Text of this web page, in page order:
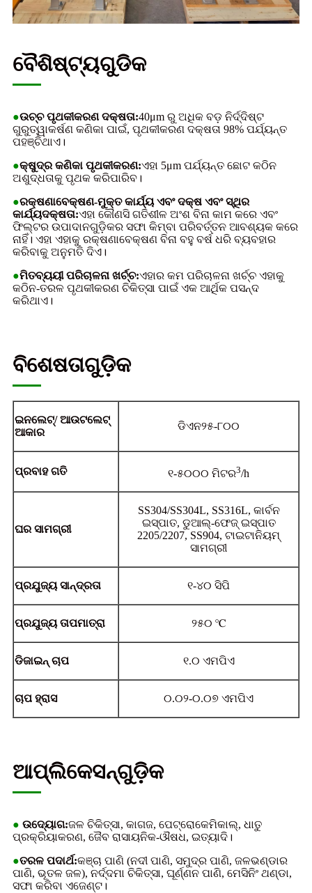
ବୈଶିଷ୍ଟ୍ୟଗୁଡିକ
●ଉଚ୍ଚ ପୃଥକୀକରଣ ଦକ୍ଷତା:40μm ରୁ ଅଧିକ ବଡ଼ ନିର୍ଦ୍ଦିଷ୍ଟ
ଗୁରୁତ୍ୱାକର୍ଷଣ କଣିକା ପାଇଁ, ପୃଥକୀକରଣ ଦକ୍ଷତା 98% ପର୍ଯ୍ୟନ୍ତ
ପହଞ୍ଚିଥାଏ।
●କ୍ଷୁଦ୍ର କଣିକା ପୃଥକୀକରଣ:ଏହା 5μm ପର୍ଯ୍ୟନ୍ତ ଛୋଟ କଠିନ
ଅଶୁଦ୍ଧତାକୁ ପୃଥକ କରିପାରିବ।
●ରକ୍ଷଣାବେକ୍ଷଣ-ମୁକ୍ତ କାର୍ଯ୍ୟ ଏବଂ ଦକ୍ଷ ଏବଂ ସ୍ଥିର
କାର୍ଯ୍ୟଦକ୍ଷତା:ଏହା କୌଣସି ଗତିଶୀଳ ଅଂଶ ବିନା କାମ କରେ ଏବଂ
ଫିଲ୍ଟର ଉପାଦାନଗୁଡ଼ିକର ସଫା କିମ୍ବା ପରିବର୍ତ୍ତନ ଆବଶ୍ୟକ କରେ
ନାହିଁ। ଏହା ଏହାକୁ ରକ୍ଷଣାବେକ୍ଷଣ ବିନା ବହୁ ବର୍ଷ ଧରି ବ୍ୟବହାର
କରିବାକୁ ଅନୁମତି ଦିଏ।
●ମିତବ୍ୟୟୀ ପରିଚାଳନା ଖର୍ଚ୍ଚ:ଏହାର କମ ପରିଚାଳନା ଖର୍ଚ୍ଚ ଏହାକୁ
କଠିନ-ତରଳ ପୃଥକୀକରଣ ଚିକିତ୍ସା ପାଇଁ ଏକ ଆର୍ଥିକ ପସନ୍ଦ
କରିଥାଏ।
ବିଶେଷତାଗୁଡ଼ିକ
ଇନଲେଟ୍/ ଆଉଟଲେଟ୍
ଆକାର
ଡିଏନ୨୫-୮୦୦
ପ୍ରବାହ ଗତି ୧-୫୦୦୦ ମିଟର3/h
ଘର ସାମଗ୍ରୀ
SS304/SS304L, SS316L, କାର୍ବନ
ଇସ୍ପାତ, ଡୁଆଲ୍-ଫେଜ୍ ଇସ୍ପାତ
2205/2207, SS904, ଟାଇଟାନିୟମ୍
ସାମଗ୍ରୀ
ପ୍ରଯୁଜ୍ୟ ସାନ୍ଦ୍ରତା ୧-୪୦ ସିପି
ପ୍ରଯୁଜ୍ୟ ତାପମାତ୍ରା ୨୫୦ ℃
ଡିଜାଇନ୍ ଚାପ ୧.୦ ଏମପିଏ
ଚାପ ହ୍ରାସ ୦.୦୨-୦.୦୭ ଏମପିଏ
ଆପ୍ଲିକେସନ୍‌ଗୁଡ଼ିକ
● ଉଦ୍ୟୋଗ:ଜଳ ଚିକିତ୍ସା, କାଗଜ, ପେଟ୍ରୋକେମିକାଲ୍, ଧାତୁ
ପ୍ରକ୍ରିୟାକରଣ, ଜୈବ ରାସାୟନିକ-ଔଷଧ, ଇତ୍ୟାଦି।
●ତରଳ ପଦାର୍ଥ:କଞ୍ଚା ପାଣି (ନଦୀ ପାଣି, ସମୁଦ୍ର ପାଣି, ଜଳଭଣ୍ଡାର
ପାଣି, ଭୂତଳ ଜଳ), ନର୍ଦ୍ଦମା ଚିକିତ୍ସା, ଘୂର୍ଣ୍ଣନ ପାଣି, ମେସିନିଂ ଥଣ୍ଡା,
ସଫା କରିବା ଏଜେଣ୍ଟ।